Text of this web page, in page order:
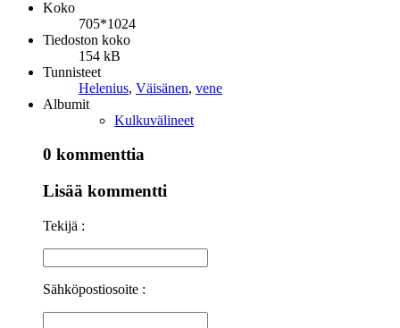
Koko
705*1024
Tiedoston koko
154 kB
Tunnisteet
Helenius, Väisänen, vene
Albumit
Kulkuvälineet
0 kommenttia
Lisää kommentti
Tekijä :
Sähköpostiosoite :